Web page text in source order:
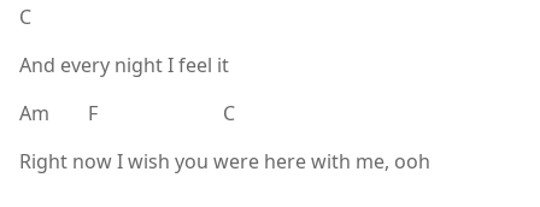
C
And every night I feel it
Am F C
Right now I wish you were here with me, ooh